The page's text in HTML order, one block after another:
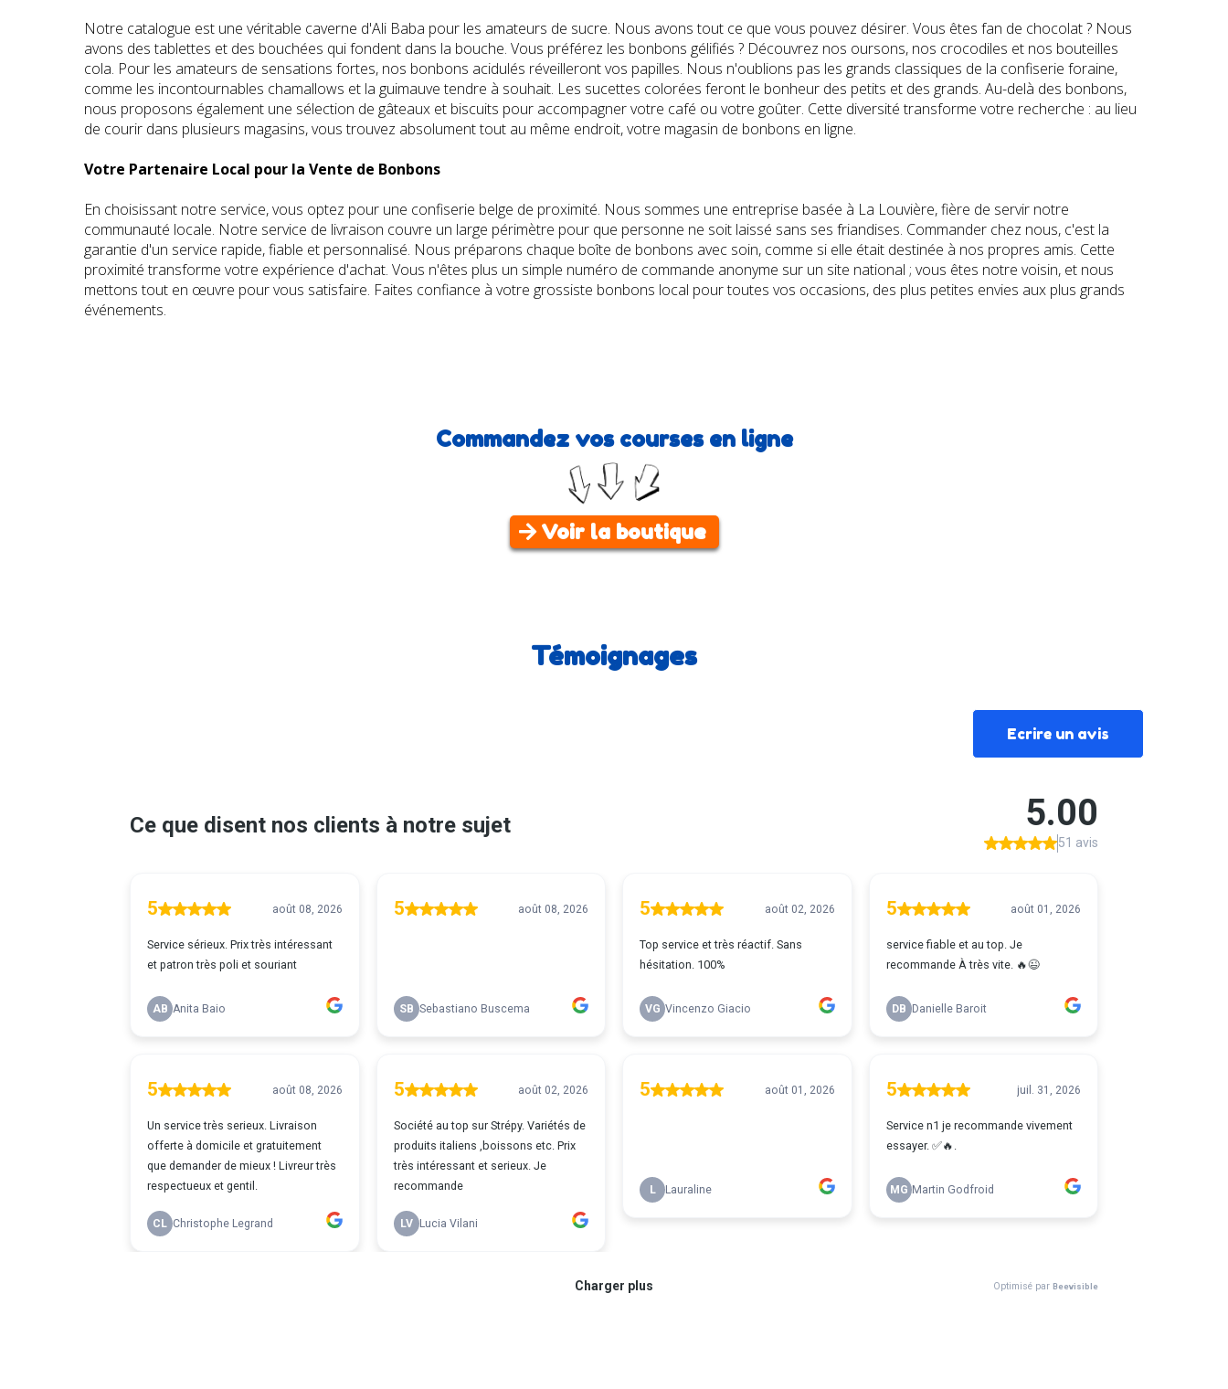
Notre catalogue est une véritable caverne d'Ali Baba pour les amateurs de sucre. Nous avons tout ce que vous pouvez désirer. Vous êtes fan de chocolat ? Nous
avons des tablettes et des bouchées qui fondent dans la bouche. Vous préférez les bonbons gélifiés ? Découvrez nos oursons, nos crocodiles et nos bouteilles
cola. Pour les amateurs de sensations fortes, nos bonbons acidulés réveilleront vos papilles. Nous n'oublions pas les grands classiques de la confiserie foraine,
comme les incontournables chamallows et la guimauve tendre à souhait. Les sucettes colorées feront le bonheur des petits et des grands. Au-delà des bonbons,
nous proposons également une sélection de gâteaux et biscuits pour accompagner votre café ou votre goûter. Cette diversité transforme votre recherche : au lieu
de courir dans plusieurs magasins, vous trouvez absolument tout au même endroit, votre magasin de bonbons en ligne.
Votre Partenaire Local pour la Vente de Bonbons
En choisissant notre service, vous optez pour une confiserie belge de proximité. Nous sommes une entreprise basée à La Louvière, fière de servir notre
communauté locale. Notre service de livraison couvre un large périmètre pour que personne ne soit laissé sans ses friandises. Commander chez nous, c'est la
garantie d'un service rapide, fiable et personnalisé. Nous préparons chaque boîte de bonbons avec soin, comme si elle était destinée à nos propres amis. Cette
proximité transforme votre expérience d'achat. Vous n'êtes plus un simple numéro de commande anonyme sur un site national ; vous êtes notre voisin, et nous
mettons tout en œuvre pour vous satisfaire. Faites confiance à votre grossiste bonbons local pour toutes vos occasions, des plus petites envies aux plus grands
événements.
Commandez vos courses en ligne
Voir la boutique
Témoignages
Ecrire un avis